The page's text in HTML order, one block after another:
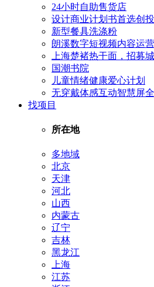
24小时自助售货店
设计商业计划书首选创
新型餐具洗涤粉
朗溪数字短视频内容运营
上海楚褚热干面，招募
国潮书院
儿童情绪健康爱心计划
无穿戴体感互动智慧屏
找项目
所在地
多地域
北京
天津
河北
山西
内蒙古
辽宁
吉林
黑龙江
上海
江苏